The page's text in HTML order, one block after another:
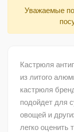
Уважаемые
Кастрюля
из литого
кастрюля
подойдет для
овощей и
легко оценить